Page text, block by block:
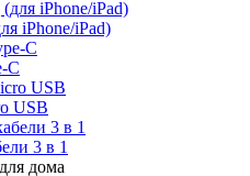
iPhone/iPad)
C
USB
3 в 1